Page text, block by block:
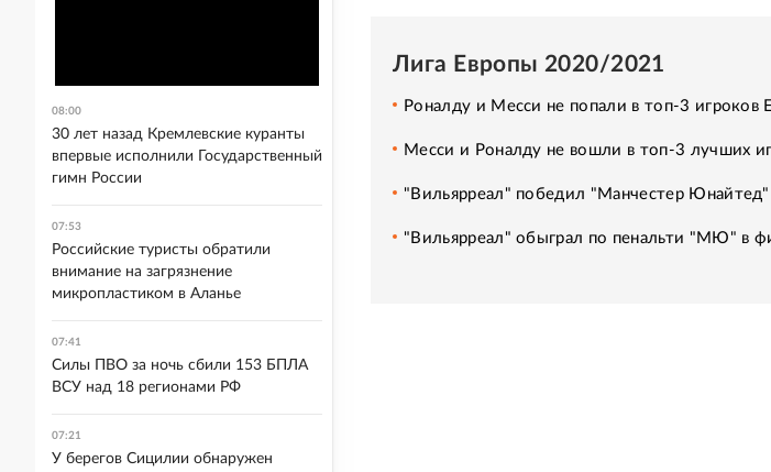
Лига Европы 2020/2021
Роналду и Месси не попали в топ-3 игроков
Месси и Роналду не вошли в топ-3 лучших
"Вильярреал" победил "Манчестер
"Вильярреал" обыграл по пенальти "МЮ" в
08:00
30 лет назад Кремлевские куранты
впервые исполнили Государственный
гимн России
07:53
Российские туристы обратили
внимание на загрязнение
микропластиком в Аланье
07:41
Силы ПВО за ночь сбили 153 БПЛА
ВСУ над 18 регионами РФ
07:21
У берегов Сицилии обнаружен